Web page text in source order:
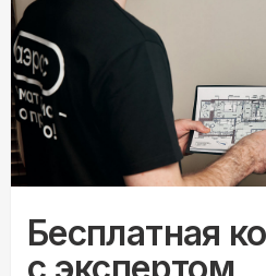
Бесплатная